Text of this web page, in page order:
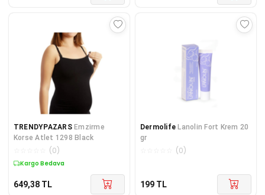
TRENDYPAZARS Emzirme
Korse Atlet 1298 Black
(0)
Kargo Bedava
649,38 TL
Dermolife Lanolin Fort Krem 20
gr
(0)
199 TL